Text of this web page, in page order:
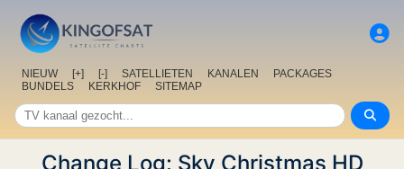
NIEUW [+] [-] SATELLIETEN KANALEN
PACKAGES
BUNDELS
KERKHOF SITEMAP
Change Log: Sky Christmas HD